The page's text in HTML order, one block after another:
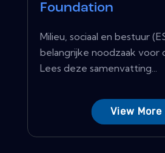
Foundation
Milieu, sociaal en bestuur
belangrijke noodzaak voor
Lees deze samenvatting...
View More